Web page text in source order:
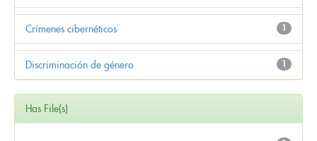
1
Crímenes cibernéticos
1
Discriminación de género
Has File(s)